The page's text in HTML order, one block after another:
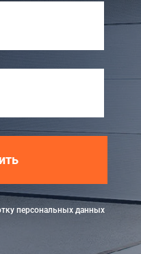
персональных данных